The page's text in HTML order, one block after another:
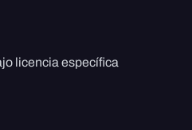
licencia específica